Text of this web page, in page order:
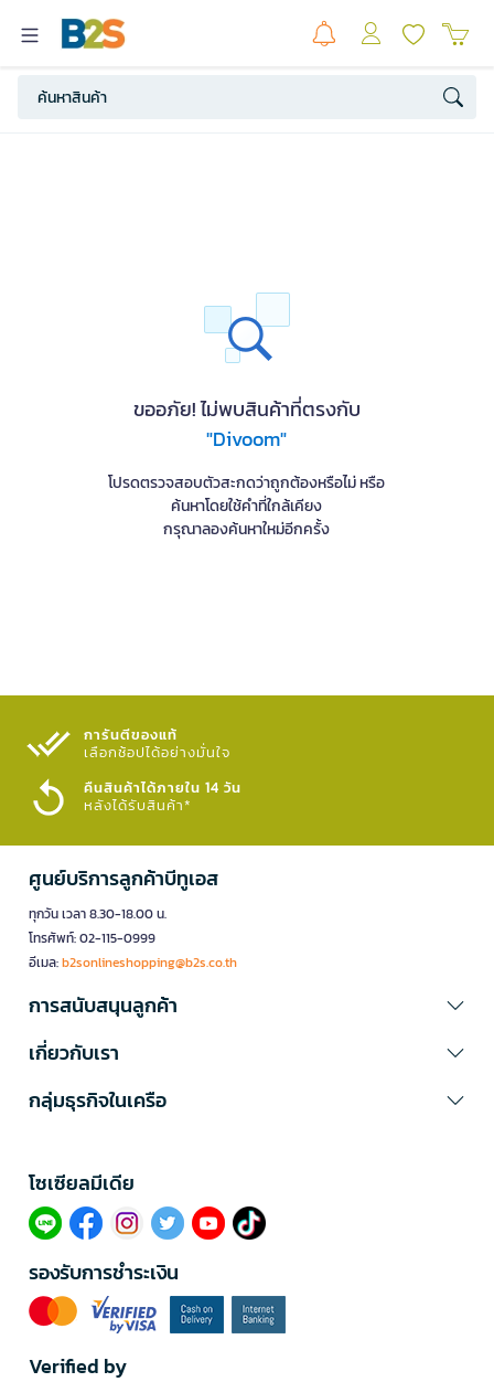
ขออภัย! ไม่พบสินค้าที่ตรงกับ
"Divoom"
โปรดตรวจสอบตัวสะกดว่าถูกต้องหรือไม่ หรือ
ค้นหาโดยใช้คำที่ใกล้เคียง
กรุณาลองค้นหาใหม่อีกครั้ง
การันตีของแท้
เลือกช้อปได้อย่างมั่นใจ​
คืนสินค้าได้ภายใน 14 วัน
หลังได้รับสินค้า*
ศูนย์บริการลูกค้าบีทูเอส
ทุกวัน เวลา 8.30-18.00 น.
โทรศัพท์: 02-115-0999
อีเมล:b2sonlineshopping@b2s.co.th
การสนับสนุนลูกค้า
เกี่ยวกับเรา
กลุ่มธุรกิจในเครือ
โซเซียลมีเดีย​
รองรับการชำระเงิน
Verified by